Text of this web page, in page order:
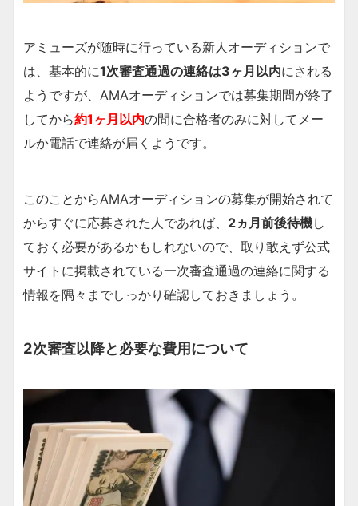
アミューズが随時に行っている新人オーディションで
は、基本的に1次審査通過の連絡は3ヶ月以内にされる
ようですが、AMAオーディションでは募集期間が終了
してから約1ヶ月以内の間に合格者のみに対してメー
ルか電話で連絡が届くようです。
このことからAMAオーディションの募集が開始されて
からすぐに応募された人であれば、 2ヵ月前後待機し
ておく必要があるかもしれないので、取り敢えず公式
サイトに掲載されている一次審査通過の連絡に関する
情報を隅々までしっかり確認しておきましょう。
2次審査以降と必要な費用について